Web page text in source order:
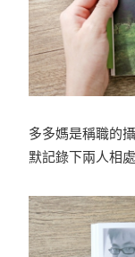
多多媽是稱職的
默記錄下兩人相